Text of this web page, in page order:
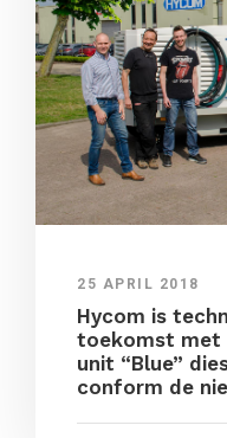
25 APRIL 2018
Hycom is
toekomst met
unit “Blue”
conform de